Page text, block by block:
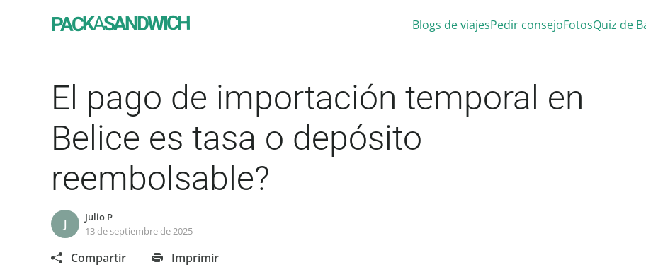
PACKASANDWICH Blogs de viajesPedir consejoFotosQuiz de
El pago de importación temporal en
Belice es tasa o depósito
reembolsable?
J
Julio P
13 de septiembre de 2025
Compartir Imprimir